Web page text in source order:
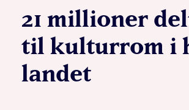
21 millioner
til kulturrom i
landet